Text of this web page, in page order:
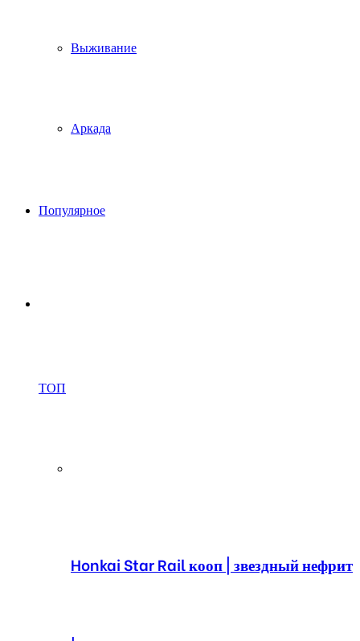
Выживание
Аркада
Популярное
ТОП
Honkai Star Rail кооп | звездный нефрит